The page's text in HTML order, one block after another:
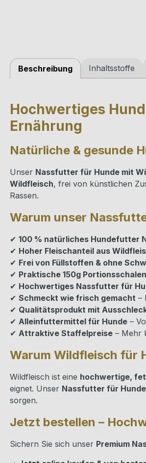
Beschreibung Inhaltsstoffe
Hochwertiges
Ernährung
Natürliche & gesunde
Unser Nassfutter für Hunde mit
Wildfleisch, frei von künstlichen
Rassen.
Warum unser
✔ 100 % natürliches Hundefutter
✔ Hoher Fleischanteil aus
✔ Frei von Füllstoffen & ohne
✔ Praktische 150g Portionsschalen
✔ Hochwertiges Nassfutter für
✔ Schmeckt wie frisch gemacht –
✔ Qualitätsprodukt mit
✔ Alleinfuttermittel für Hunde –
✔ Attraktive Staffelpreise – Mehr
Warum Wildfleisch für
Wildfleisch ist eine hochwertige,
eignet. Unser Nassfutter für
sorgen.
Jetzt bestellen –
Sichern Sie sich unser Premium